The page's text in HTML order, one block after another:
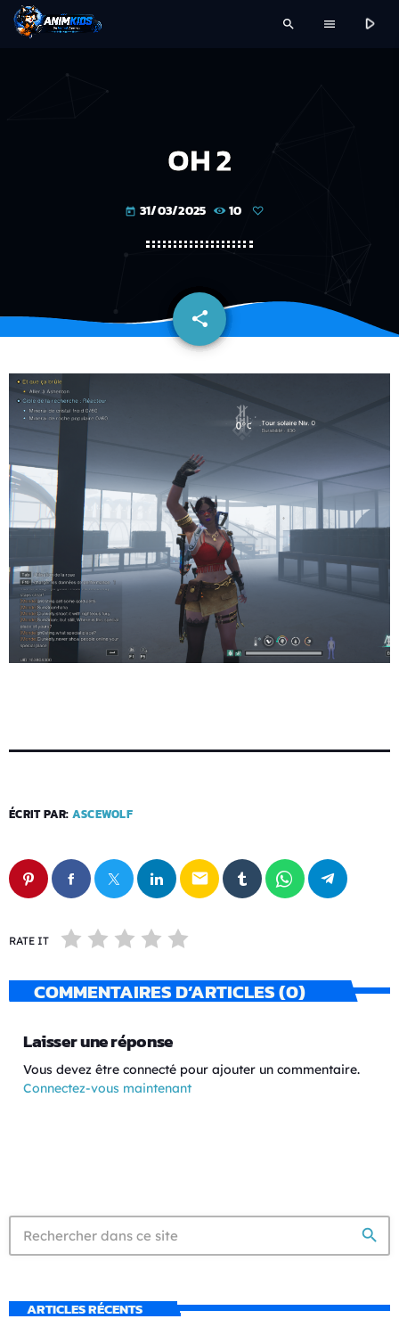
search menu play_arrow
OH 2
today 31/03/2025 10
share
email
ÉCRIT PAR: ASCEWOLF
email
RATE IT
COMMENTAIRES D’ARTICLES (0)
Laisser une réponse
Vous devez être connecté pour ajouter un commentaire.
Connectez-vous maintenant
search
ARTICLES RÉCENTS